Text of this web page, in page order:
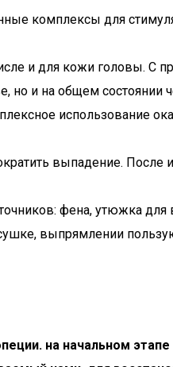
комплексы для
и для кожи головы. С
но и на общем состоянии
использование
выпадение. После
фена, утюжка
выпрямлении
на начальном этапе